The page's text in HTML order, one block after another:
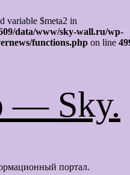
variable $meta2 in
data/www/sky-wall.ru/wp-
functions.php on line
— Sky.
портал.